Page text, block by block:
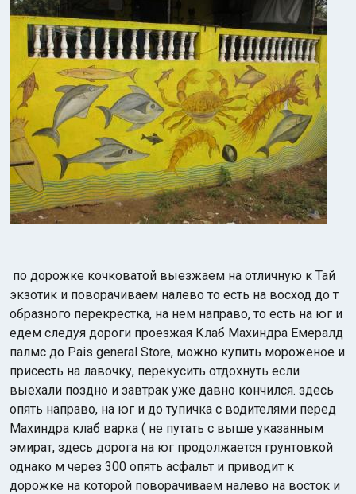
по дорожке кочковатой выезжаем на отличную к Тай
экзотик и поворачиваем налево то есть на восход до т
образного перекрестка, на нем направо, то есть на юг и
едем следуя дороги проезжая Клаб Махиндра Емералд
палмс до Pais general Store, можно купить мороженое и
присесть на лавочку, перекусить отдохнуть если
выехали поздно и завтрак уже давно кончился. здесь
опять направо, на юг и до тупичка с водителями перед
Махиндра клаб варка ( не путать с выше указанным
эмират, здесь дорога на юг продолжается грунтовкой
однако м через 300 опять асфальт и приводит к
дорожке на которой поворачиваем налево на восток и